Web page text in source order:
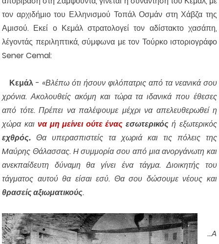
τον αρχιδήμιο του Ελληνισμού Τοπάλ Οσμάν στη Χάβζα της
Αμισού. Εκεί ο Κεμάλ στρατολογεί τον αδίστακτο χασάπη,
λέγοντάς περιληπτικά, σύμφωνα με τον Τούρκο ιστοριογράφο
Sener Cemal:
Κεμάλ - «Βλέπω ότι ήσουν φιλόπατρις από τα νεανικά σου
χρόνια. Ακολουθείς ακόμη και τώρα τα ιδανικά που έθεσες
από τότε. Πρέπει να παλέψουμε μέχρι να απελευθερωθεί η
χώρα καινα μη μείνει ούτε ένας εσωτερικόςή εξωτερικός
εχθρός. Θα υπερασπιστείς τα χωριά και τις πόλεις της
Mαύρης Θάλασσας. H συμμορία σου από μια ανοργάνωτη και
ανεκπαίδευτη δύναμη θα γίνει ένα τάγμα. Διοικητής του
τάγματος αυτού θα είσαι εσύ. Θα σου δώσουμε νέους και
θρασείς αξιωματικούς.
...A